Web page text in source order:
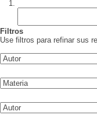
Filtros
Use filtros para refinar sus